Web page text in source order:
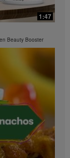
0:29
1:15
1:47
Beauty Booster